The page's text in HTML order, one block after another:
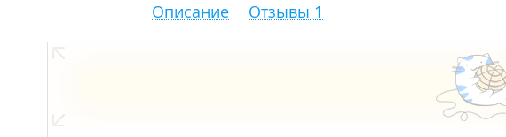
Описание Отзывы 1